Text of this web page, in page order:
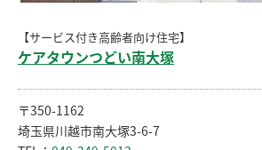
【サービス付き高齢者向け住宅】
ケアタウンつどい南大塚
〒350-1162
埼玉県川越市南大塚3-6-7